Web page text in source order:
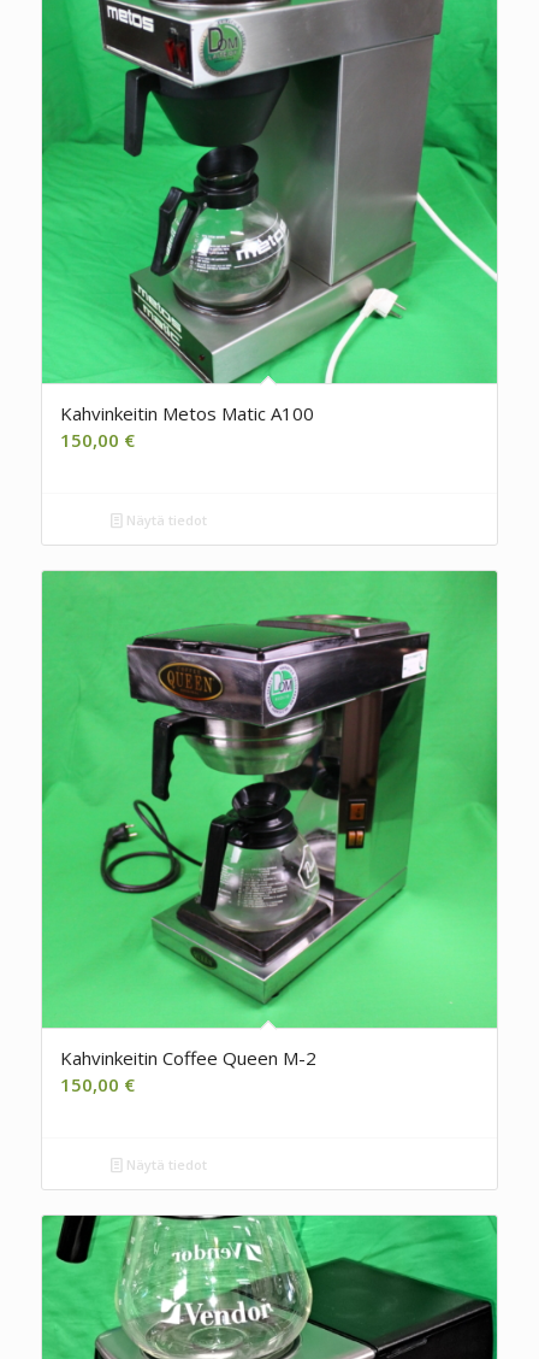
Kahvinkeitin Metos Matic A100
150,00 €
Näytä tiedot
Kahvinkeitin Coffee Queen M-2
150,00 €
Näytä tiedot